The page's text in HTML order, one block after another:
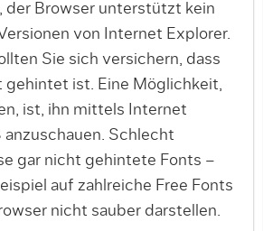
der Browser unterstützt kein
von Internet Explorer.
Sie sich versichern, dass
gehintet ist. Eine Möglichkeit,
ist, ihn mittels Internet
anzuschauen. Schlecht
gar nicht gehintete Fonts –
auf zahlreiche Free Fonts
nicht sauber darstellen.